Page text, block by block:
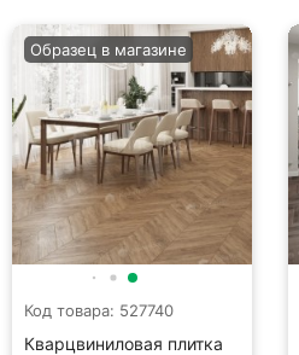
Код товара: 527740
Кварцвиниловая плитка
Образец в магазине